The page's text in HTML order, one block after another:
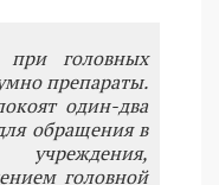
головных
препараты.
один-два
обращения в
учреждения,
головной